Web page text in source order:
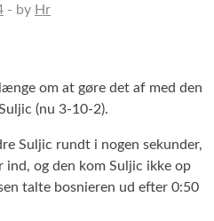
- by Hr
om at gøre det af med den
(nu 3-10-2).
Suljic rundt i nogen sekunder,
og den kom Suljic ikke op
talte bosnieren ud efter 0:50